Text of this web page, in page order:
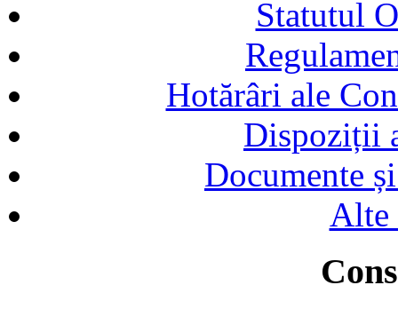
Statutul
Hotărâri ale
Dispoziții
Documente
Alte